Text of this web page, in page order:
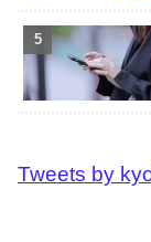
Tweets by